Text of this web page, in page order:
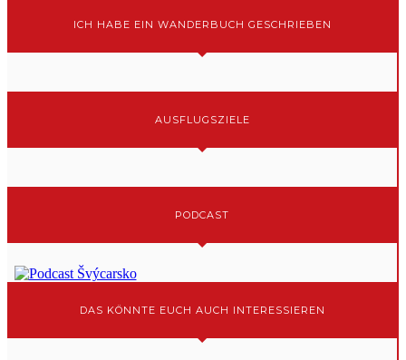
ICH HABE EIN WANDERBUCH GESCHRIEBEN
AUSFLUGSZIELE
PODCAST
DAS KÖNNTE EUCH AUCH INTERESSIEREN